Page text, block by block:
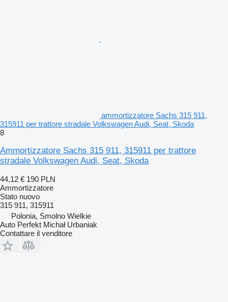
ammortizzatore Sachs 315 911,
315911 per trattore stradale Volkswagen Audi, Seat, Skoda
8
Ammortizzatore Sachs 315 911, 315911 per trattore
stradale Volkswagen Audi, Seat, Skoda
44,12 € 190 PLN
Ammortizzatore
Stato nuovo
315 911, 315911
Polonia, Smolno Wielkie
Auto Perfekt Michał Urbaniak
Contattare il venditore